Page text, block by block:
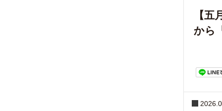
【
から